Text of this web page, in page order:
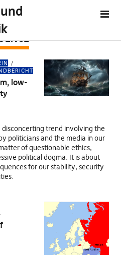
low-
trend involving the
politicians and the media in our
of questionable ethics,
political dogma. It is about
for our stability, security